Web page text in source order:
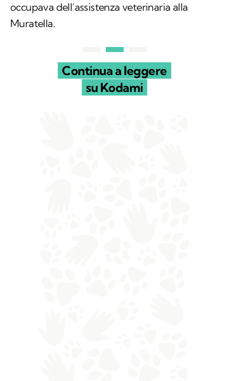
occupava dell’assistenza veterinaria alla
Muratella.
Continua a leggere
su Kodami